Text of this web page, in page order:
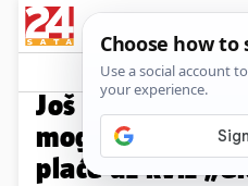
Promo
Još samo pet
mogu osvojiti tri
plaće uz kviz